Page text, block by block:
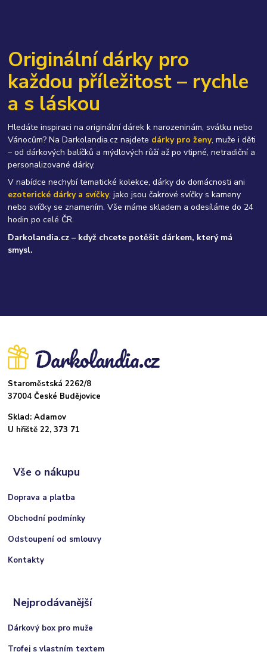
Originální dárky pro
každou příležitost – rychle
a s láskou
Hledáte inspiraci na originální dárek k narozeninám, svátku nebo
Vánocům? Na Darkolandia.cz najdete dárky pro ženy, muže i děti
– od dárkových balíčků a mýdlových růží až po vtipné, netradiční a
personalizované dárky.
V nabídce nechybí tematické kolekce, dárky do domácnosti ani
ezoterické dárky a svíčky, jako jsou čakrové svíčky s kameny
nebo svíčky se znamením. Vše máme skladem a odesíláme do 24
hodin po celé ČR.
Darkolandia.cz – když chcete potěšit dárkem, který má
smysl.
Staroměstská 2262/8
37004 České Budějovice
Sklad: Adamov
U hřiště 22, 373 71
Vše o nákupu
Doprava a platba
Obchodní podmínky
Odstoupení od smlouvy
Kontakty
Nejprodávanější
Dárkový box pro muže
Trofej s vlastním textem